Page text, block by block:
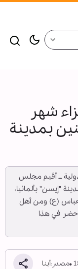
شهر
بمدينة
ــ أقيم مجلس
"إيسن" بألمانيا،
(ع) ومن أهل
وحضر في هذا
مصدر:أبنا